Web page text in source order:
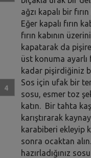
ağzı kapalı bir
Eğer kapalı fırın
fırın kabının
kapatarak da
üst konuma ayarlı
kadar pişirdiğiniz
Sos için ufak bir
sosu, esmer toz
katın. Bir tahta
karıştırarak
karabiberi ekleyip
sonra ocaktan
hazırladığınız